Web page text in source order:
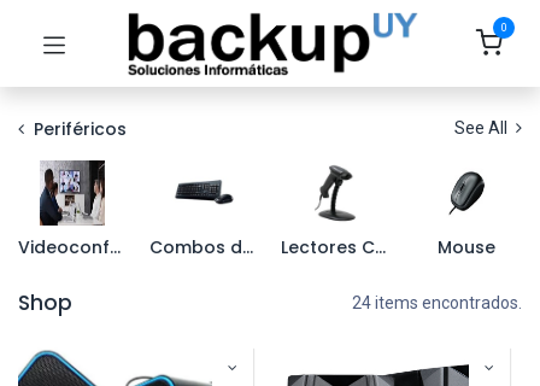
0
Periféricos See All
Videoconferencia Combos de Teclado y Mouse Lectores Codigos de Barra Mouse
Shop 24 items encontrados.